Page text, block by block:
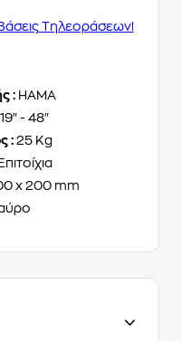
Τηλεοράσεων!
:HAMA
19" - 48"
:25 Kg
Επιτοίχια
x 200 mm